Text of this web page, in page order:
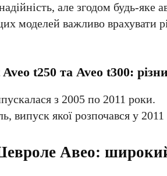
але згодом будь-яке
моделей важливо врахувати
t250 та Aveo t300:
з 2005 по 2011 роки.
випуск якої розпочався у 2011
Авео: